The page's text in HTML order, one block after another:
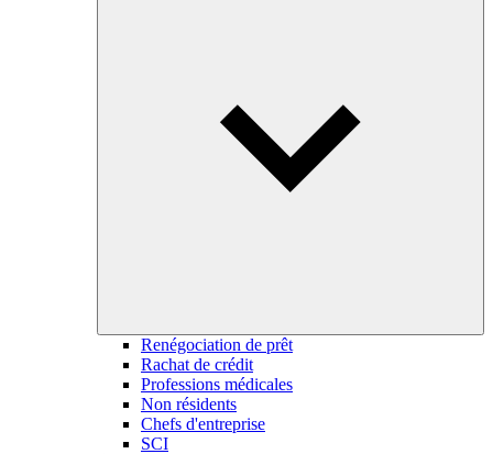
Renégociation de prêt
Rachat de crédit
Professions médicales
Non résidents
Chefs d'entreprise
SCI